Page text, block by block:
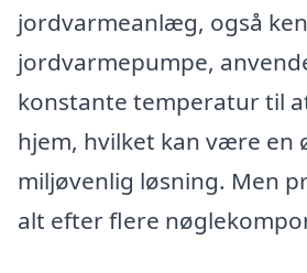
jordvarmeanlæg, også
jordvarmepumpe,
konstante temperatur til
hjem, hvilket kan være en
miljøvenlig løsning. Men
alt efter flere